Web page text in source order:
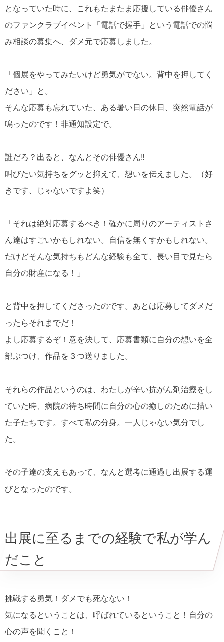
となっていた時に、これもたまたま応援している俳優さん
のファンクラブイベント「電話で握手」という電話での悩
み相談の募集へ、ダメ元で応募しました。
「個展をやってみたいけど勇気がでない。背中を押してく
ださい」と。
そんな応募も忘れていた、ある暑い日の休日、突然電話が
鳴ったのです！非通知設定で。
誰だろ？出ると、なんとその俳優さん‼︎
叫びたい気持ちをグッと抑えて、想いを伝えました。（好
きです、じゃないですよ笑）
「それは絶対応募するべき！確かに周りのアーティストさ
ん達はすごいかもしれない。自信を無くすかもしれない。
だけどそんな気持ちもどんな経験も全て、長い目で見たら
自分の財産になる！」
と背中を押してくださったのです。あとは応募してダメだ
ったらそれまでだ！
よし応募するぞ！意を決して、応募書類に自分の想いを全
部ぶつけ、作品を３つ送りました。
それらの作品というのは、わたしが辛い抗がん剤治療をし
ていた時、病院の待ち時間に自分の心の癒しのために描い
た子たちです。すべて私の分身。一人じゃない気分でし
た。
その子達の支えもあって、なんと選考に通過し出展する運
びとなったのです。
出展に至るまでの経験で私が学ん
だこと
挑戦する勇気！ダメでも死なない！
気になるということは、呼ばれているということ！自分の
心の声を聞くこと！